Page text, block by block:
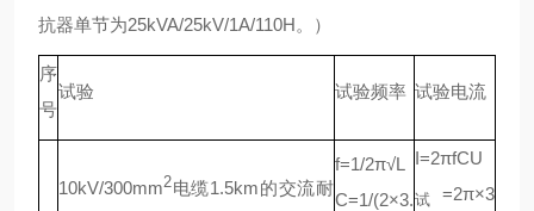
抗器单节为25kVA/25kV/1A/110H。）
序
号
试验 试验频率 试验电流
10kV/300mm2电缆1.5km的交流耐
f=1/2π√L
C=1/(2×3.
I=2πfCU
试 =2π×3